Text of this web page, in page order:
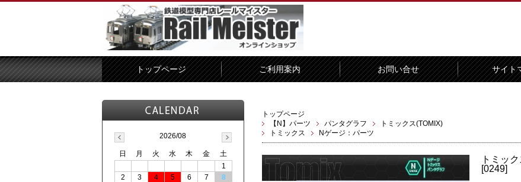
トップページ ご利用案内 お問い合せ サイト
トップページ
【N】パーツ
パンタグラフ
トミックス(TOMIX)
トミックス
Nゲージ：パーツ
トミッ
[0249]
2026/08
日 月 火 水 木 金
土
1
2
3 4 5 6 7
8